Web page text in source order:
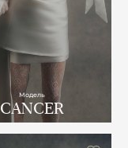
Модель
CANCER